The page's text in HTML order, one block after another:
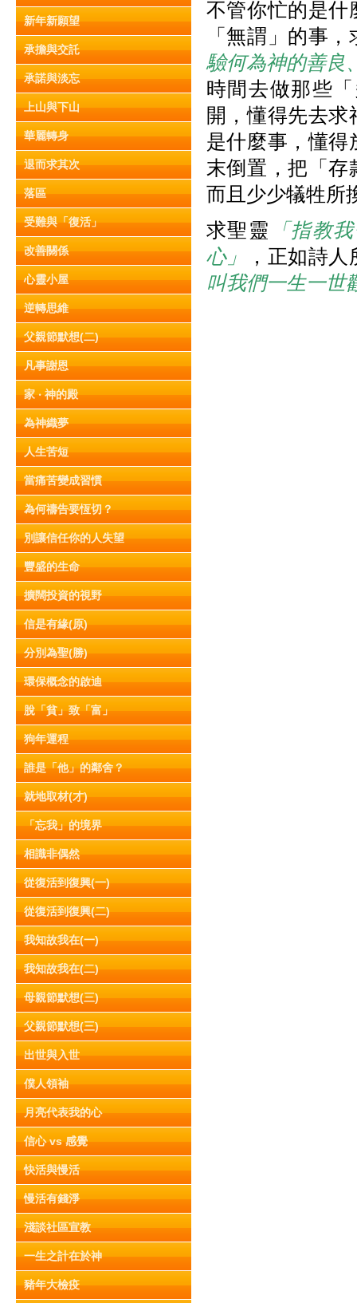
新年新願望
承擔與交託
承諾與淡忘
上山與下山
華麗轉身
退而求其次
落區
受難與「復活」
改善關係
心靈小屋
逆轉思維
父親節默想(二)
凡事謝恩
家 ‧ 神的殿
為神織夢
人生苦短
當痛苦變成習慣
為何禱告要恆切？
別讓信任你的人失望
豐盛的生命
擴闊投資的視野
信是有緣(原)
分別為聖(勝)
環保概念的啟迪
脫「貧」致「富」
狗年運程
誰是「他」的鄰舍？
就地取材(才)
「忘我」的境界
相識非偶然
從復活到復興(一)
從復活到復興(二)
我知故我在(一)
我知故我在(二)
母親節默想(三)
父親節默想(三)
出世與入世
僕人領袖
月亮代表我的心
信心 vs 感覺
快活與慢活
慢活有錢淨
淺談社區宣教
一生之計在於神
豬年大檢疫
不管你忙的是什
「無謂」的事
驗何為神的善良
時間去做那些
開，懂得先去
是什麼事，懂得
末倒置，把「存
而且少少犠牲所
求聖靈 「指教
心」
，正如詩
叫我們一生一世